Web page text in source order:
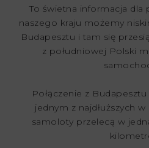
To świetna informacja dla
naszego kraju możemy
Budapesztu i tam się
z południowej Polski
Połączenie z
jednym z najdłuższych w
samoloty przelecą w